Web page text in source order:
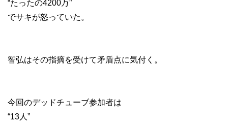
“たったの4200万”
でサキが怒っていた。
智弘はその指摘を受けて矛盾点に気付く。
今回のデッドチューブ参加者は
“13人”